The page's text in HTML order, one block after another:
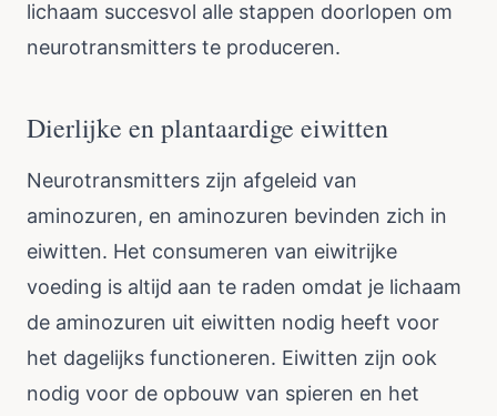
lichaam succesvol alle stappen doorlopen om
neurotransmitters te produceren.
Dierlijke en plantaardige eiwitten
Neurotransmitters zijn afgeleid van
aminozuren, en aminozuren bevinden zich in
eiwitten. Het consumeren van eiwitrijke
voeding is altijd aan te raden omdat je lichaam
de aminozuren uit eiwitten nodig heeft voor
het dagelijks functioneren. Eiwitten zijn ook
nodig voor de opbouw van spieren en het